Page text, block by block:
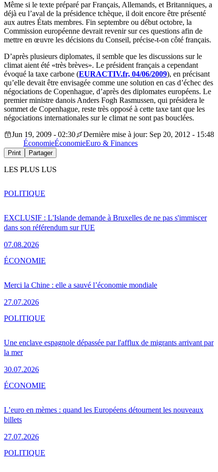
Même si le texte préparé par Français, Allemands, et Britanniques, a
déjà eu l’aval de la présidence tchèque, il doit encore être présenté
aux autres États membres. Fin septembre ou début octobre, la
Commission européenne devrait revenir sur ces questions afin de
mettre en œuvre les décisions du Conseil, précise-t-on côté français.
D’après plusieurs diplomates, il semble que les discussions sur le
climat aient été «très brèves». Le président français a cependant
évoqué la taxe carbone (EURACTIV.fr, 04/06/2009), en précisant
qu’elle devait être envisagée comme une solution en cas d’échec des
négociations de Copenhague, d’après des diplomates européens. Le
premier ministre danois Anders Fogh Rasmussen, qui présidera le
sommet de Copenhague, reste très opposé à cette taxe tant que les
négociations internationales sur le climat ne sont pas bouclées.
Jun 19, 2009 - 02:30
Dernière mise à jour: Sep 20, 2012 - 15:48
ÉconomieÉconomieEuro & Finances
Print Partager
LES PLUS LUS
EXCLUSIF : L'Islande demande à Bruxelles de ne pas s'immiscer
dans son référendum sur l'UE
07.08.2026
POLITIQUE
Merci la Chine : elle a sauvé l’économie mondiale
27.07.2026
ÉCONOMIE
Une enclave espagnole dépassée par l'afflux de migrants arrivant par
la mer
30.07.2026
POLITIQUE
L’euro en mèmes : quand les Européens détournent les nouveaux
billets
27.07.2026
ÉCONOMIE
POLITIQUE